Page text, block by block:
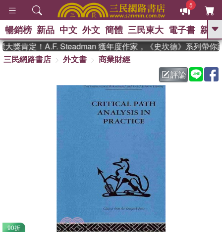
5
GO
熱搜： 東野圭吾
父親節 、 如果歷
暑期推薦 、 國際布克
獎 臺灣漫遊錄 、 方念華
登輝時代 、 數學女孩：黎曼猜想
偉大的迷走神經
暢銷榜 新品 中文 外文 簡體 三民東大 電子書 親子
獎肯定！A.F. Steadman 獲年度作家，《史坎德》系列帶你踏
三民網路書店
外文書
商業財經
評論
90折